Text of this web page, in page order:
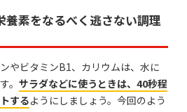
素をなるべく逃さない調理
やビタミンB1、カリウムは、水に
。 サラダなどに使うときは、 40秒程
するようにしましょう。今回のよう